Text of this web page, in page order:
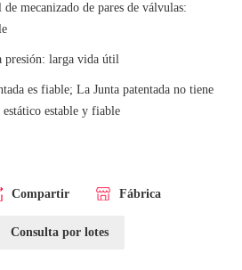
mecanizado de pares de válvulas:
presión: larga vida útil
es fiable; La Junta patentada no tiene
estable y fiable
Compartir Fábrica
Consulta por lotes